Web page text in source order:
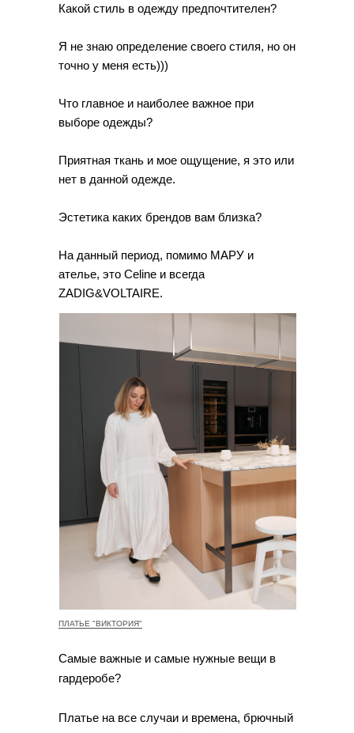
Какой стиль в одежду предпочтителен?
Я не знаю определение своего стиля, но он
точно у меня есть)))
Что главное и наиболее важное при
выборе одежды?
Приятная ткань и мое ощущение, я это или
нет в данной одежде.
Эстетика каких брендов вам близка?
На данный период, помимо МАРУ и
ателье, это Celine и всегда
ZADIG&VOLTAIRE.
ПЛАТЬЕ "ВИКТОРИЯ"
Самые важные и самые нужные вещи в
гардеробе?
Платье на все случаи и времена, брючный